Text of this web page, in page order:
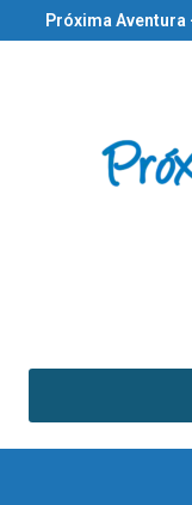
Próxima Aventura